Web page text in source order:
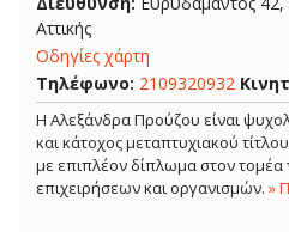
Αττικής
Οδηγίες χάρτη
Τηλέφωνο: 2109320932
Η Αλεξάνδρα Προύζου είναι
και κάτοχος μεταπτυχιακού
με επιπλέον δίπλωμα στον τομέα
επιχειρήσεων και οργανισμών. »